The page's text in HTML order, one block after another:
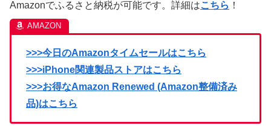
Amazonでふるさと納税が可能です。詳細はこちら ！
>>>今日のAmazonタイムセールはこちら
>>>iPhone関連製品ストアはこちら
>>>お得なAmazon Renewed (Amazon整備済み
品)はこちら